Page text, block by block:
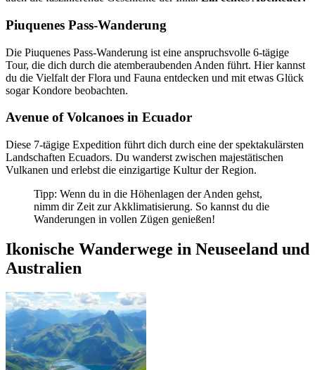
Piuquenes Pass-Wanderung
Die Piuquenes Pass-Wanderung ist eine anspruchsvolle 6-tägige
Tour, die dich durch die atemberaubenden Anden führt. Hier kannst
du die Vielfalt der Flora und Fauna entdecken und mit etwas Glück
sogar Kondore beobachten.
Avenue of Volcanoes in Ecuador
Diese 7-tägige Expedition führt dich durch eine der spektakulärsten
Landschaften Ecuadors. Du wanderst zwischen majestätischen
Vulkanen und erlebst die einzigartige Kultur der Region.
Tipp: Wenn du in die Höhenlagen der Anden gehst,
nimm dir Zeit zur Akklimatisierung. So kannst du die
Wanderungen in vollen Zügen genießen!
Ikonische Wanderwege in Neuseeland und
Australien